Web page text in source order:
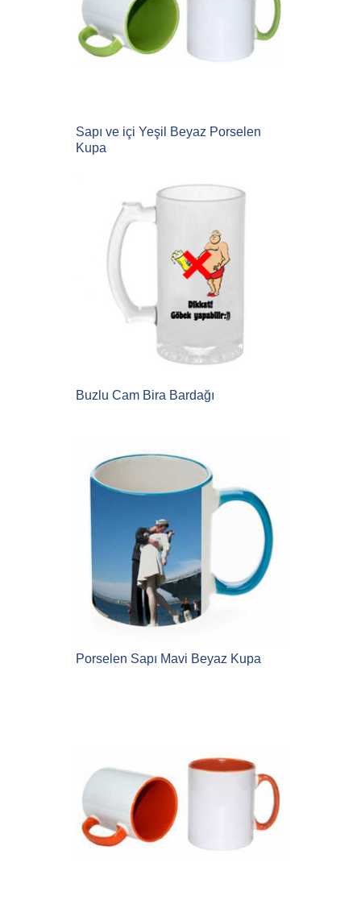
Sapı ve içi Yeşil Beyaz Porselen
Kupa
Buzlu Cam Bira Bardağı
Porselen Sapı Mavi Beyaz Kupa